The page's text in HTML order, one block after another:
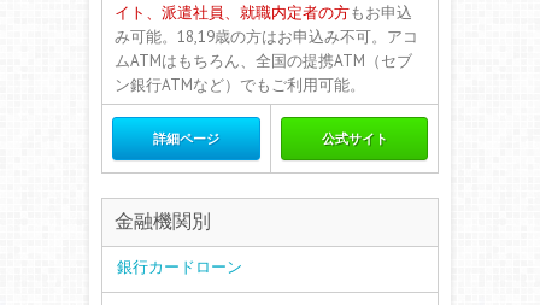
イト、派遣社員、就職内定者の方もお申込
み可能。18,19歳の方はお申込み不可。アコ
ムATMはもちろん、全国の提携ATM（セブ
ン銀行ATMなど）でもご利用可能。
詳細ページ 公式サイト
金融機関別
銀行カードローン